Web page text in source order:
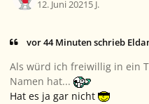
12. Juni 20215 J.
vor 44 Minuten schrieb
Als würd ich freiwillig in ein
Namen hat...
Hat es ja gar nicht